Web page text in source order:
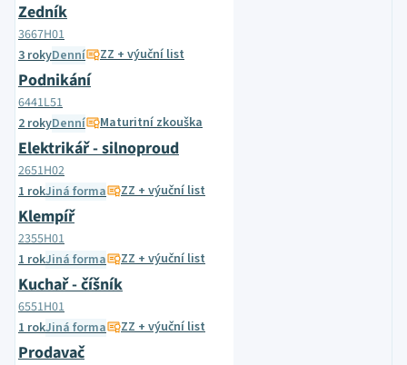
Zedník
3667H01
3 rokyDenní ZZ + výuční list
Podnikání
6441L51
2 rokyDenní Maturitní zkouška
Elektrikář - silnoproud
2651H02
1 rokJiná forma ZZ + výuční list
Klempíř
2355H01
1 rokJiná forma ZZ + výuční list
Kuchař - číšník
6551H01
1 rokJiná forma ZZ + výuční list
Prodavač